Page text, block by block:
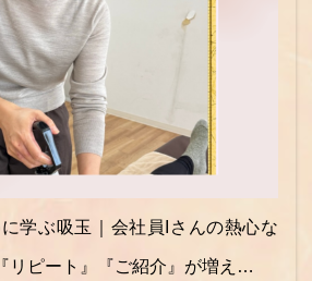
学ぶ吸玉｜会社員Iさんの熱心な
ピート』『ご紹介』が増え…